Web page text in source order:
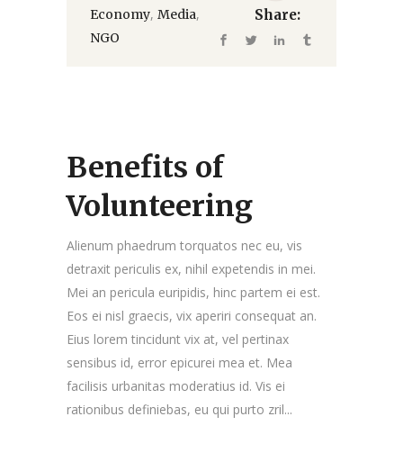
Economy, Media,
NGO
Share:
Benefits of
Volunteering
Alienum phaedrum torquatos nec eu, vis
detraxit periculis ex, nihil expetendis in mei.
Mei an pericula euripidis, hinc partem ei est.
Eos ei nisl graecis, vix aperiri consequat an.
Eius lorem tincidunt vix at, vel pertinax
sensibus id, error epicurei mea et. Mea
facilisis urbanitas moderatius id. Vis ei
rationibus definiebas, eu qui purto zril...